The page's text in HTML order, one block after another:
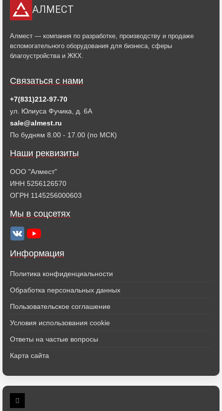
АЛМЕСТ
Алмест — компания по разработке, производству и продаже
вспомогательного оборудования для бизнеса, сферы
благоустройства и ЖКХ.
Информация
Политика конфиденциальности
Обработка персональных данных
Пользовательское соглашение
Условия использования cookie
Ответы на частые вопросы
Карта сайта
Связаться с нами
+7(831)212-97-70
ул. Юлиуса Фучика, д. 6А
sale@almest.ru
По будням 8.00 - 17.00 (по МСК)
Наши реквизиты
ООО "Алмест"
ИНН 5256126570
ОГРН 1145256000603
Мы в соцсетях